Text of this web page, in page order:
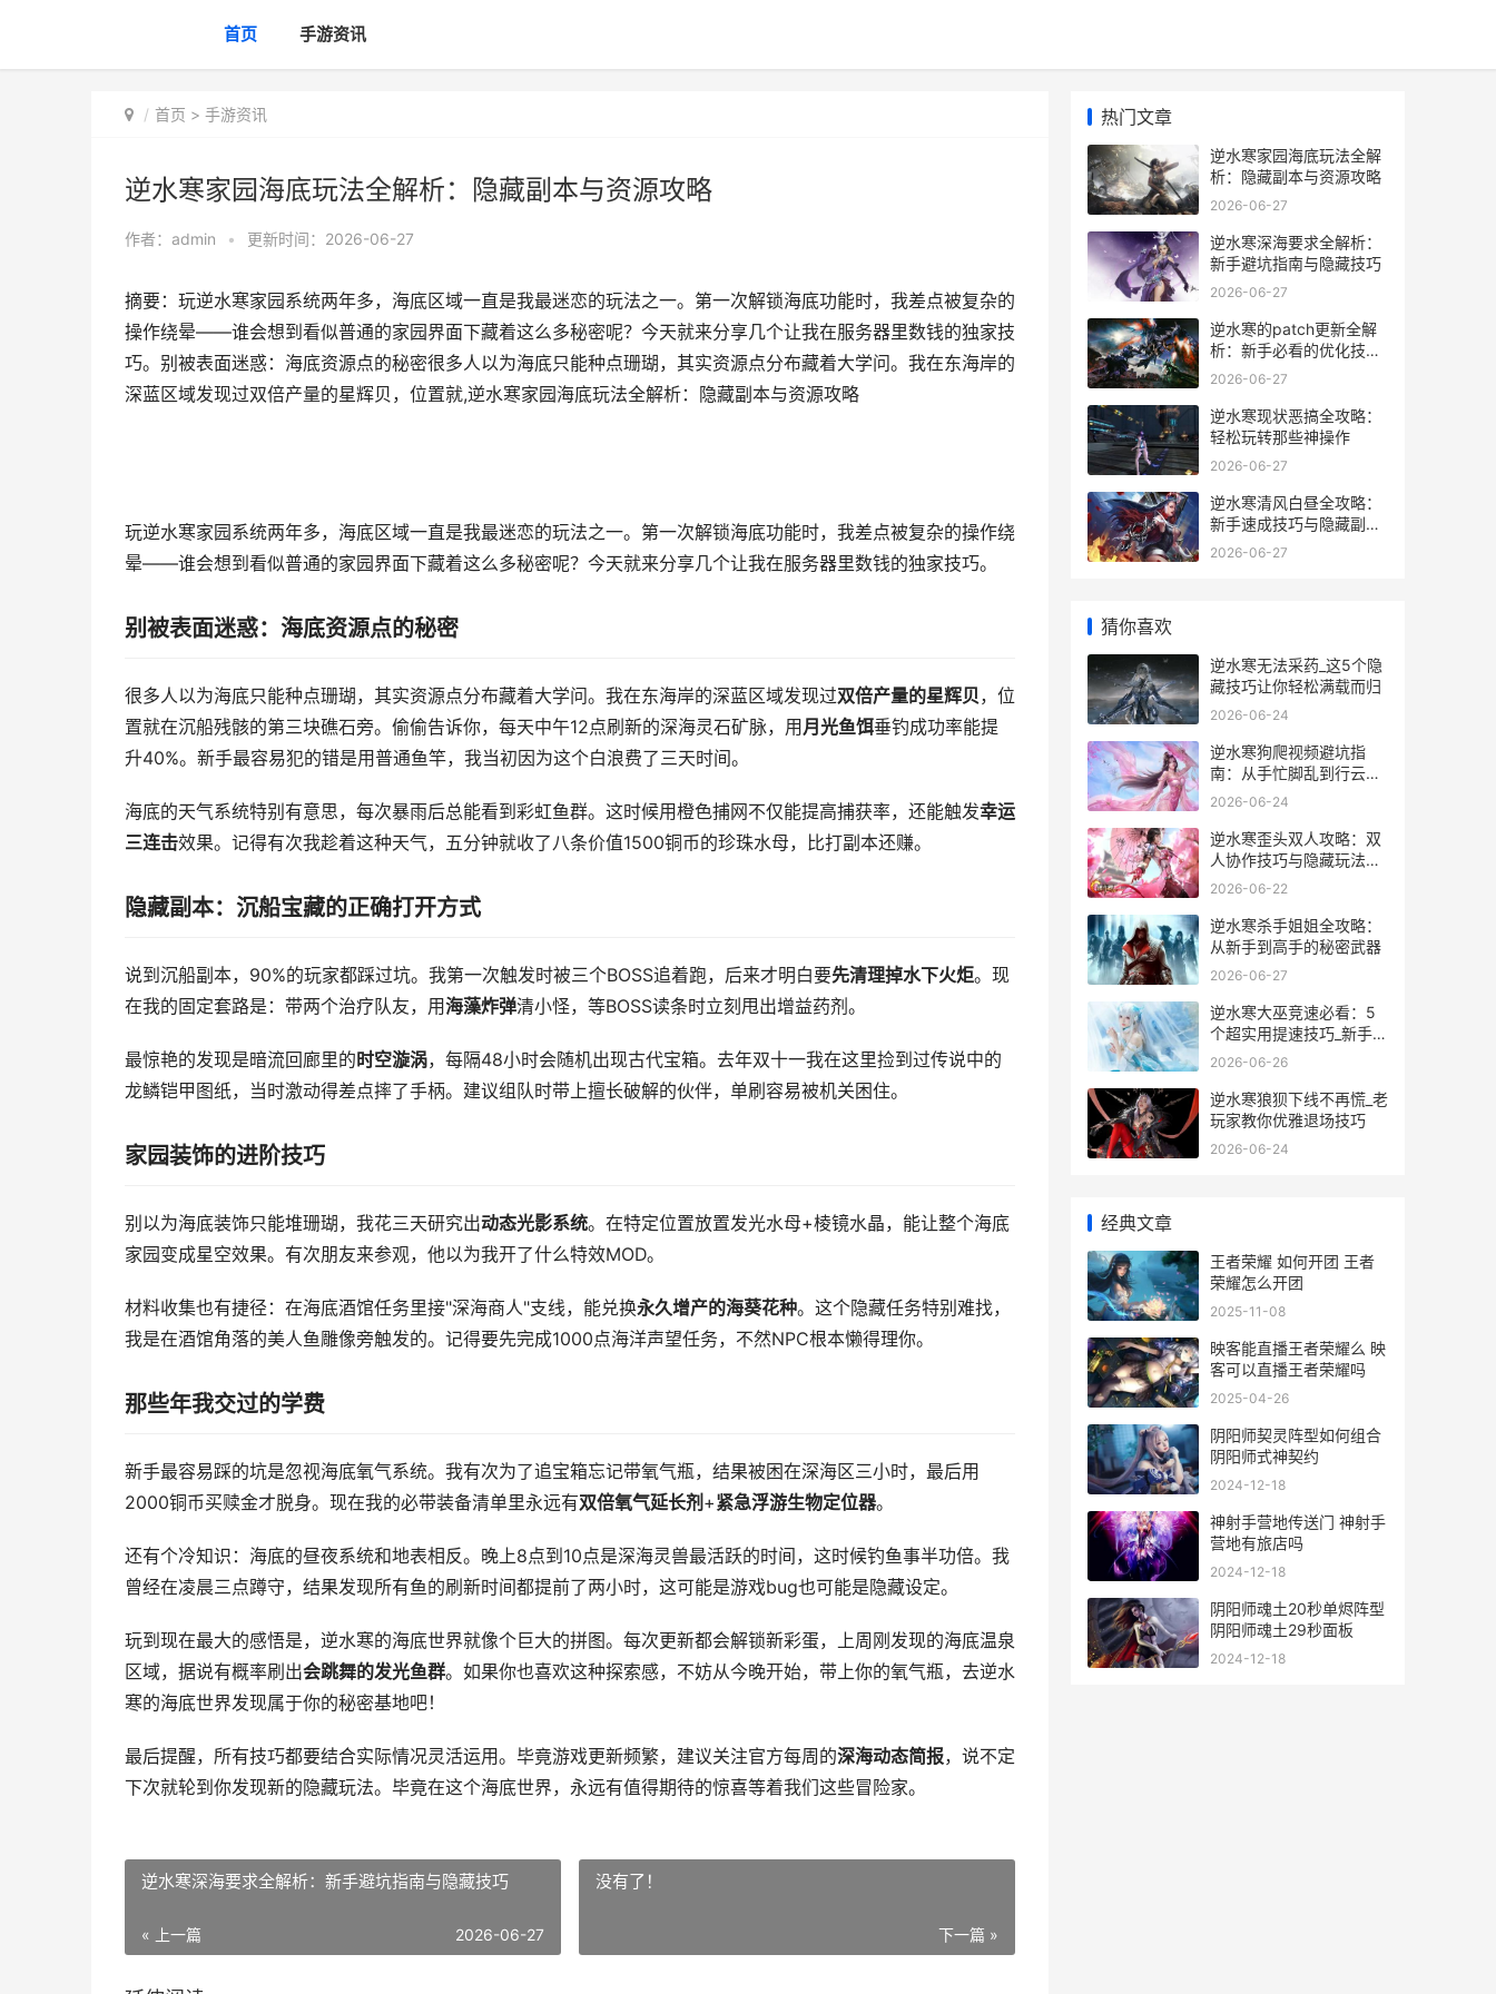
首页 手游资讯
首页 > 手游资讯
逆水寒家园海底玩法全解析：隐藏副本与资源攻略
作者： admin • 更新时间：2026-06-27
摘要：玩逆水寒家园系统两年多，海底区域一直是我最迷恋的玩法之一。第一次解锁海底功能时，我差点被复杂的
操作绕晕——谁会想到看似普通的家园界面下藏着这么多秘密呢？今天就来分享几个让我在服务器里数钱的独家技
巧。别被表面迷惑：海底资源点的秘密很多人以为海底只能种点珊瑚，其实资源点分布藏着大学问。我在东海岸的
深蓝区域发现过双倍产量的星辉贝，位置就,逆水寒家园海底玩法全解析：隐藏副本与资源攻略
玩逆水寒家园系统两年多，海底区域一直是我最迷恋的玩法之一。第一次解锁海底功能时，我差点被复杂的操作绕
晕——谁会想到看似普通的家园界面下藏着这么多秘密呢？今天就来分享几个让我在服务器里数钱的独家技巧。
别被表面迷惑：海底资源点的秘密
很多人以为海底只能种点珊瑚，其实资源点分布藏着大学问。我在东海岸的深蓝区域发现过双倍产量的星辉贝，位
置就在沉船残骸的第三块礁石旁。偷偷告诉你，每天中午12点刷新的深海灵石矿脉，用 月光鱼饵垂钓成功率能提
升40%。新手最容易犯的错是用普通鱼竿，我当初因为这个白浪费了三天时间。
海底的天气系统特别有意思，每次暴雨后总能看到彩虹鱼群。这时候用橙色捕网不仅能提高捕获率，还能触发幸运
三连击效果。记得有次我趁着这种天气，五分钟就收了八条价值1500铜币的珍珠水母，比打副本还赚。
隐藏副本：沉船宝藏的正确打开方式
说到沉船副本，90%的玩家都踩过坑。我第一次触发时被三个BOSS追着跑，后来才明白要先清理掉水下火炬。现
在我的固定套路是：带两个治疗队友，用海藻炸弹清小怪，等BOSS读条时立刻甩出增益药剂。
最惊艳的发现是暗流回廊里的时空漩涡，每隔48小时会随机出现古代宝箱。去年双十一我在这里捡到过传说中的
龙鳞铠甲图纸，当时激动得差点摔了手柄。建议组队时带上擅长破解的伙伴，单刷容易被机关困住。
家园装饰的进阶技巧
别以为海底装饰只能堆珊瑚，我花三天研究出动态光影系统。在特定位置放置发光水母+棱镜水晶，能让整个海底
家园变成星空效果。有次朋友来参观，他以为我开了什么特效MOD。
材料收集也有捷径：在海底酒馆任务里接"深海商人"支线，能兑换永久增产的海葵花种。这个隐藏任务特别难找，
我是在酒馆角落的美人鱼雕像旁触发的。记得要先完成1000点海洋声望任务，不然NPC根本懒得理你。
那些年我交过的学费
新手最容易踩的坑是忽视海底氧气系统。我有次为了追宝箱忘记带氧气瓶，结果被困在深海区三小时，最后用
2000铜币买赎金才脱身。现在我的必带装备清单里永远有双倍氧气延长剂 +紧急浮游生物定位器。
还有个冷知识：海底的昼夜系统和地表相反。晚上8点到10点是深海灵兽最活跃的时间，这时候钓鱼事半功倍。我
曾经在凌晨三点蹲守，结果发现所有鱼的刷新时间都提前了两小时，这可能是游戏bug也可能是隐藏设定。
玩到现在最大的感悟是，逆水寒的海底世界就像个巨大的拼图。每次更新都会解锁新彩蛋，上周刚发现的海底温泉
区域，据说有概率刷出会跳舞的发光鱼群。如果你也喜欢这种探索感，不妨从今晚开始，带上你的氧气瓶，去逆水
寒的海底世界发现属于你的秘密基地吧！
最后提醒，所有技巧都要结合实际情况灵活运用。毕竟游戏更新频繁，建议关注官方每周的深海动态简报，说不定
下次就轮到你发现新的隐藏玩法。毕竟在这个海底世界，永远有值得期待的惊喜等着我们这些冒险家。
逆水寒深海要求全解析：新手避坑指南与隐藏技巧
« 上一篇 2026-06-27
没有了！
下一篇 »
热门文章
逆水寒家园海底玩法全解
析：隐藏副本与资源攻略
2026-06-27
逆水寒深海要求全解析：
新手避坑指南与隐藏技巧
2026-06-27
逆水寒的patch更新全解
析：新手必看的优化技巧
与隐藏玩法
2026-06-27
逆水寒现状恶搞全攻略：
轻松玩转那些神操作
2026-06-27
逆水寒清风白昼全攻略：
新手速成技巧与隐藏副本
揭秘
2026-06-27
猜你喜欢
逆水寒无法采药_这5个隐
藏技巧让你轻松满载而归
2026-06-24
逆水寒狗爬视频避坑指
南：从手忙脚乱到行云流
水的实战经验
2026-06-24
逆水寒歪头双人攻略：双
人协作技巧与隐藏玩法大
揭秘
2026-06-22
逆水寒杀手姐姐全攻略：
从新手到高手的秘密武器
2026-06-27
逆水寒大巫竞速必看：5
个超实用提速技巧_新手也
能轻松拿第一
2026-06-26
逆水寒狼狈下线不再慌_老
玩家教你优雅退场技巧
2026-06-24
经典文章
王者荣耀 如何开团 王者
荣耀怎么开团
2025-11-08
映客能直播王者荣耀么 映
客可以直播王者荣耀吗
2025-04-26
阴阳师契灵阵型如何组合
阴阳师式神契约
2024-12-18
神射手营地传送门 神射手
营地有旅店吗
2024-12-18
阴阳师魂土20秒单烬阵型
阴阳师魂土29秒面板
2024-12-18